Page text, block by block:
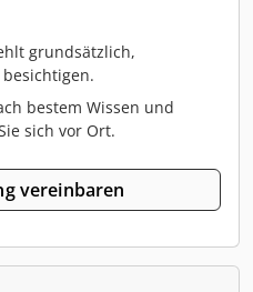
grundsätzlich,
bestem Wissen und
sich vor Ort.
vereinbaren